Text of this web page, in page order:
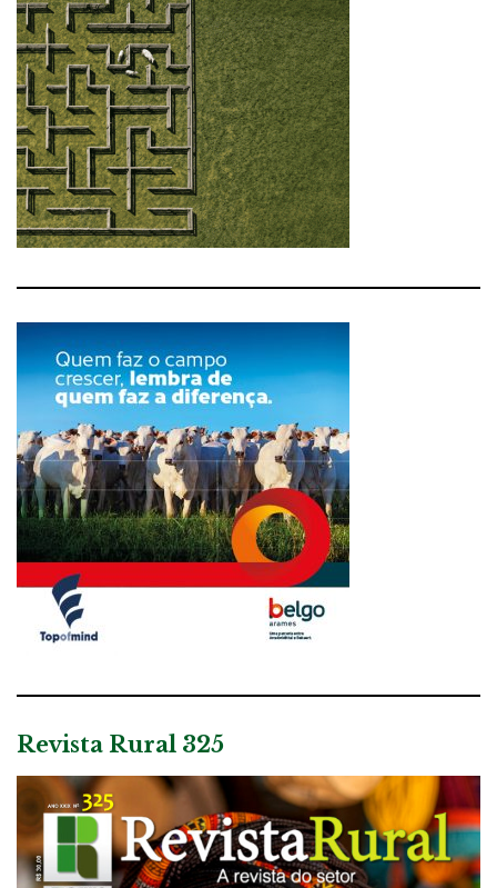
Revista Rural 325